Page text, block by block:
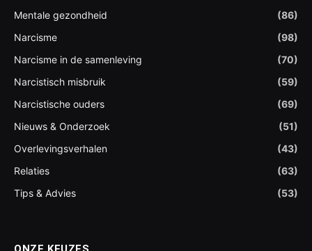
Mentale gezondheid
(86)
Narcisme
(98)
Narcisme in de samenleving
(70)
Narcistisch misbruik
(59)
Narcistische ouders
(69)
Nieuws & Onderzoek
(51)
Overlevingsverhalen
(43)
Relaties
(63)
Tips & Advies
(53)